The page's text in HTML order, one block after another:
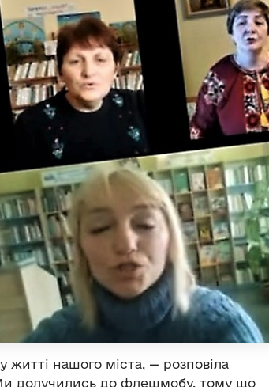
житті нашого міста, — розповіла
долучились до флешмобу, тому що